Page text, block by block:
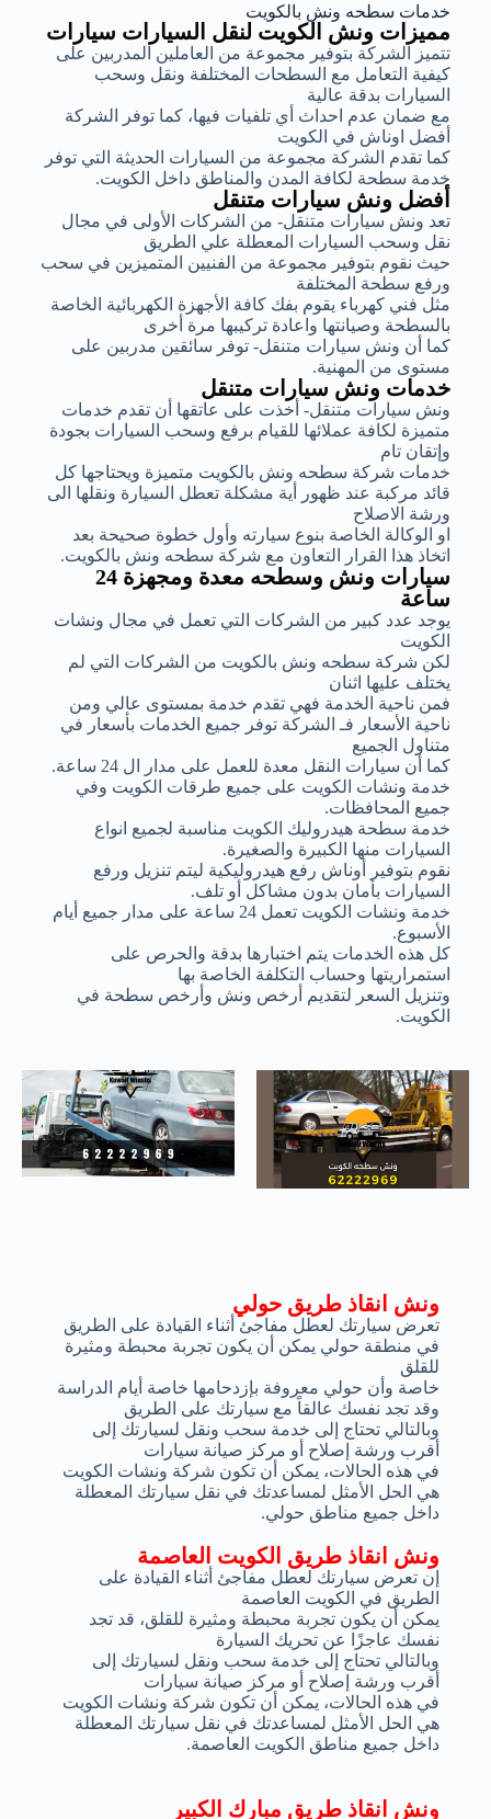
خدمات سطحه ونش بالكويت
مميزات ونش الكويت لنقل السيارات سيارات
تتميز الشركة بتوفير مجموعة من العاملين المدربين على
كيفية التعامل مع السطحات المختلفة ونقل وسحب
السيارات بدقة عالية
مع ضمان عدم احداث أي تلفيات فيها، كما توفر الشركة
أفضل اوناش في الكويت
كما تقدم الشركة مجموعة من السيارات الحديثة التي توفر
خدمة سطحة لكافة المدن والمناطق داخل الكويت.
أفضل ونش سيارات متنقل
تعد ونش سيارات متنقل- من الشركات الأولى في مجال
نقل وسحب السيارات المعطلة علي الطريق
حيث نقوم بتوفير مجموعة من الفنيين المتميزين في سحب
ورفع سطحة المختلفة
مثل فني كهرباء يقوم بفك كافة الأجهزة الكهربائية الخاصة
بالسطحة وصيانتها واعادة تركيبها مرة أخرى
كما أن ونش سيارات متنقل- توفر سائقين مدربين على
مستوى من المهنية.
خدمات ونش سيارات متنقل
ونش سيارات متنقل- أخذت على عاتقها أن تقدم خدمات
متميزة لكافة عملائها للقيام برفع وسحب السيارات بجودة
وإتقان تام
خدمات شركة سطحه ونش بالكويت متميزة ويحتاجها كل
قائد مركبة عند ظهور أية مشكلة تعطل السيارة ونقلها الى
ورشة الاصلاح
او الوكالة الخاصة بنوع سيارته وأول خطوة صحيحة بعد
اتخاذ هذا القرار التعاون مع شركة سطحه ونش بالكويت.
سيارات ونش وسطحه معدة ومجهزة 24
ساعة
يوجد عدد كبير من الشركات التي تعمل في مجال ونشات
الكويت
لكن شركة سطحه ونش بالكويت من الشركات التي لم
يختلف عليها اثنان
فمن ناحية الخدمة فهي تقدم خدمة بمستوى عالي ومن
ناحية الأسعار فـ الشركة توفر جميع الخدمات بأسعار في
متناول الجميع
كما أن سيارات النقل معدة للعمل على مدار ال 24 ساعة.
خدمة ونشات الكويت على جميع طرقات الكويت وفي
جميع المحافظات.
خدمة سطحة هيدروليك الكويت مناسبة لجميع انواع
السيارات منها الكبيرة والصغيرة.
نقوم بتوفير أوناش رفع هيدروليكية ليتم تنزيل ورفع
السيارات بأمان بدون مشاكل أو تلف.
خدمة ونشات الكويت تعمل 24 ساعة على مدار جميع أيام
الأسبوع.
كل هذه الخدمات يتم اختبارها بدقة والحرص على
استمراريتها وحساب التكلفة الخاصة بها
وتنزيل السعر لتقديم أرخص ونش وأرخص سطحة في
الكويت.
ونش انقاذ طريق الكويت العاصمة
إن تعرض سيارتك لعطل مفاجئ أثناء القيادة على
الطريق في الكويت العاصمة
يمكن أن يكون تجربة محبطة ومثيرة للقلق، قد تجد
نفسك عاجزًا عن تحريك السيارة
وبالتالي تحتاج إلى خدمة سحب ونقل لسيارتك إلى
أقرب ورشة إصلاح أو مركز صيانة سيارات
في هذه الحالات، يمكن أن تكون شركة ونشات الكويت
هي الحل الأمثل لمساعدتك في نقل سيارتك المعطلة
داخل جميع مناطق الكويت العاصمة.
ونش انقاذ طريق حولي
تعرض سيارتك لعطل مفاجئ أثناء القيادة على الطريق
في منطقة حولي يمكن أن يكون تجربة محبطة ومثيرة
للقلق
خاصة وأن حولي معروفة بإزدحامها خاصة أيام الدراسة
وقد تجد نفسك عالقاً مع سيارتك على الطريق
وبالتالي تحتاج إلى خدمة سحب ونقل لسيارتك إلى
أقرب ورشة إصلاح أو مركز صيانة سيارات
في هذه الحالات، يمكن أن تكون شركة ونشات الكويت
هي الحل الأمثل لمساعدتك في نقل سيارتك المعطلة
داخل جميع مناطق حولي.
ونش انقاذ طريق مبارك الكبير